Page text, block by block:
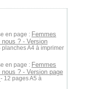
en page : Femmes
nous ? - Version
planches A4 à imprimer
en page : Femmes
? - Version page
- 12 pages A5 à